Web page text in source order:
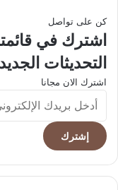
كن على تواصل
اشترك في
التحديثات
اشترك الان مجانا
أدخل
بريدك
الإلكتروني